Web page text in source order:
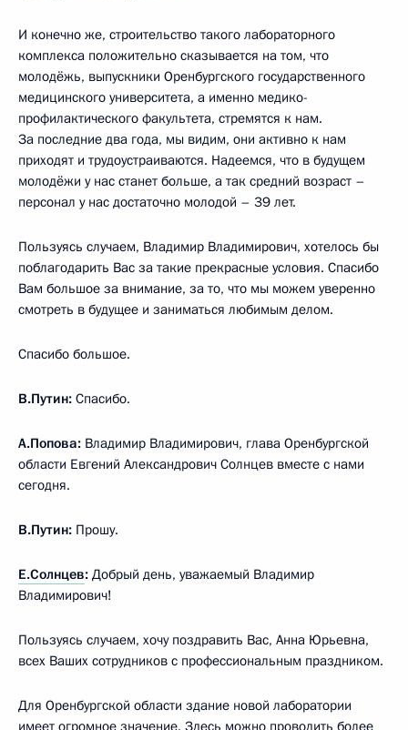
И конечно же, строительство такого лабораторного
комплекса положительно сказывается на том, что
молодёжь, выпускники Оренбургского государственного
медицинского университета, а именно медико-
профилактического факультета, стремятся к нам.
За последние два года, мы видим, они активно к нам
приходят и трудоустраиваются. Надеемся, что в будущем
молодёжи у нас станет больше, а так средний возраст –
персонал у нас достаточно молодой – 39 лет.
Пользуясь случаем, Владимир Владимирович, хотелось бы
поблагодарить Вас за такие прекрасные условия. Спасибо
Вам большое за внимание, за то, что мы можем уверенно
смотреть в будущее и заниматься любимым делом.
Спасибо большое.
В.Путин: Спасибо.
А.Попова: Владимир Владимирович, глава Оренбургской
области Евгений Александрович Солнцев вместе с нами
сегодня.
В.Путин: Прошу.
Е.Солнцев: Добрый день, уважаемый Владимир
Владимирович!
Пользуясь случаем, хочу поздравить Вас, Анна Юрьевна,
всех Ваших сотрудников с профессиональным праздником.
Для Оренбургской области здание новой лаборатории
имеет огромное значение. Здесь можно проводить более